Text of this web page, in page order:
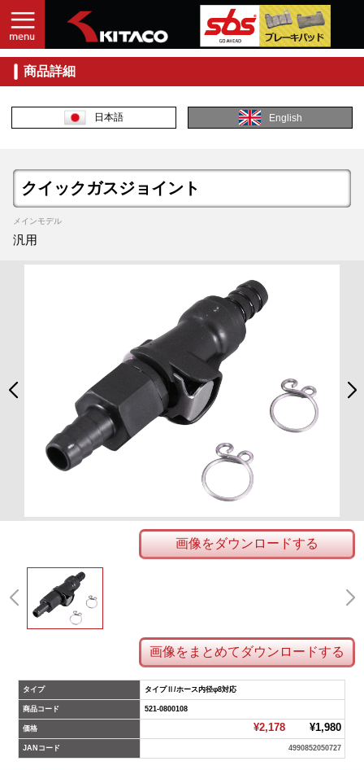
商品詳細
日本語 English
クイックガスジョイント
メインモデル
汎用
画像をダウンロードする
画像をまとめてダウンロードする
タイプ タイプⅡ/ホース内径φ8対応
商品コード 521-0800108
価格 ¥2,178¥1,980
JANコード 4990852050727